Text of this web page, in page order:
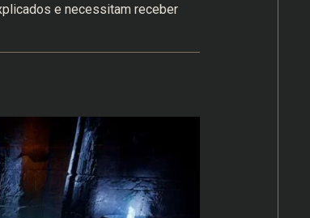
e necessitam receber